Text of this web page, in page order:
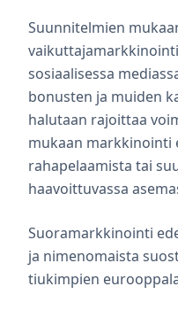
Suunnitelmien
sosiaalisessa
bonusten ja muiden
halutaan rajoittaa
mukaan markkinointi
rahapelaamista tai
haavoittuvassa
Suoramarkkinointi
ja nimenomaista
tiukimpien